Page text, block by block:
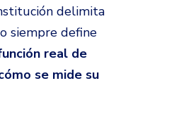
delimita
siempre define
real de
se mide su